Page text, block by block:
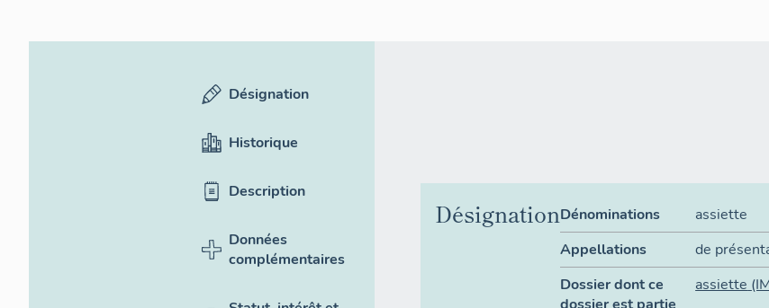
Désignation
Historique
Description
Données
complémentaires
DésignationDénominations
assiette
Appellations
de
Dossier dont ce
assiette